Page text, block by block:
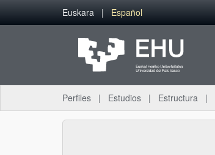
Saltar al contenido principal
Euskara Español
Perfiles Estudios Estructura